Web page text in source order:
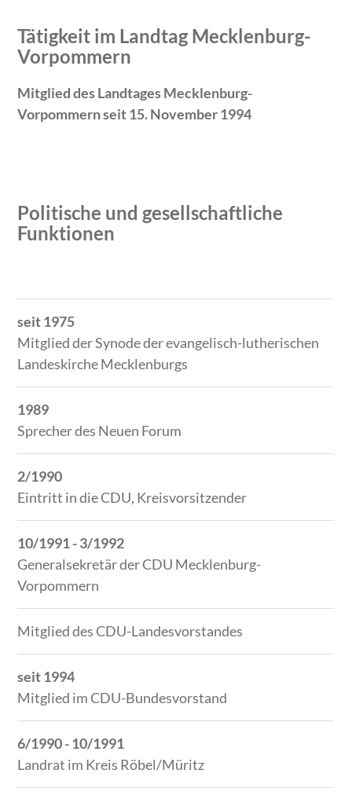
Tätigkeit im Landtag Mecklenburg-
Vorpommern
Mitglied des Landtages Mecklenburg-
Vorpommern seit 15. November 1994
Politische und gesellschaftliche
Funktionen
Zeitraum
Tätigkeit
seit 1975
Mitglied der Synode der evangelisch-lutherischen
Landeskirche Mecklenburgs
1989
Sprecher des Neuen Forum
2/1990
Eintritt in die CDU, Kreisvorsitzender
10/1991 - 3/1992
Generalsekretär der CDU Mecklenburg-
Vorpommern
Mitglied des CDU-Landesvorstandes
seit 1994
Mitglied im CDU-Bundesvorstand
6/1990 - 10/1991
Landrat im Kreis Röbel/Müritz